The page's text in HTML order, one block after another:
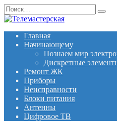
Перейти
к
Search
for:
Главная
Начинающему
Познаем мир
Дискретные
Ремонт ЖК
Приборы
Неисправности
Блоки питания
Антенны
Цифровое ТВ